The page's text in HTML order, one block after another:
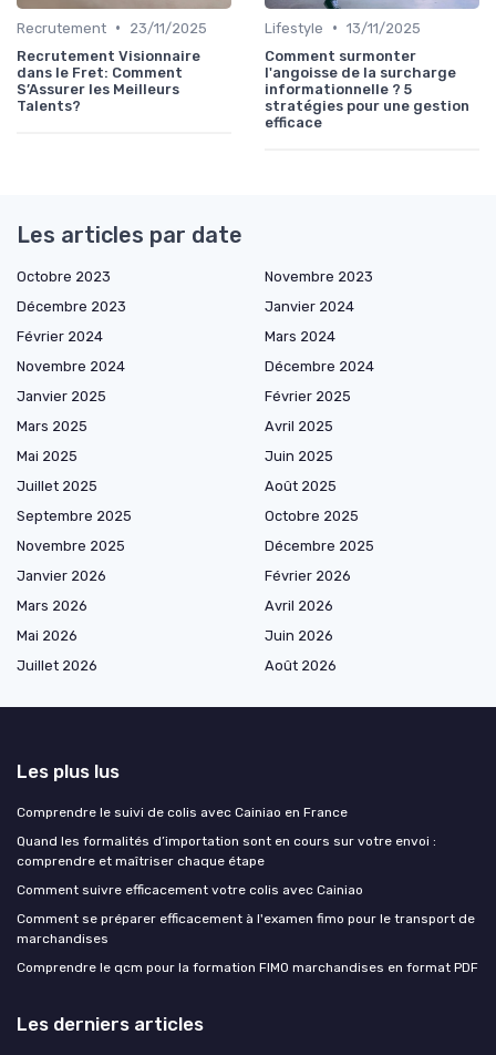
Recrutement •
23/11/2025
Recrutement Visionnaire
dans le Fret: Comment
S’Assurer les Meilleurs
Talents?
Lifestyle • 13/11/2025
Comment surmonter
l'angoisse de la surcharge
informationnelle ? 5
stratégies pour une gestion
efficace
Les articles par date
Octobre 2023
Novembre 2023
Décembre 2023
Janvier 2024
Février 2024
Mars 2024
Novembre 2024
Décembre 2024
Janvier 2025
Février 2025
Mars 2025
Avril 2025
Mai 2025
Juin 2025
Juillet 2025
Août 2025
Septembre 2025
Octobre 2025
Novembre 2025
Décembre 2025
Janvier 2026
Février 2026
Mars 2026
Avril 2026
Mai 2026
Juin 2026
Juillet 2026
Août 2026
Les plus lus
Comprendre le suivi de colis avec Cainiao en France
Quand les formalités d’importation sont en cours sur votre envoi :
comprendre et maîtriser chaque étape
Comment suivre efficacement votre colis avec Cainiao
Comment se préparer efficacement à l'examen fimo pour le transport de
marchandises
Comprendre le qcm pour la formation FIMO marchandises en format PDF
Les derniers articles